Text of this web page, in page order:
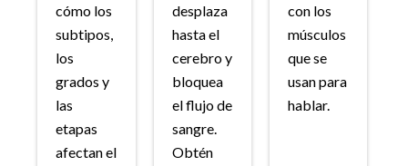
cómo los
subtipos,
los
grados y
las
etapas
afectan el
desplaza
hasta el
cerebro y
bloquea
el flujo de
sangre.
Obtén
con los
músculos
que se
usan para
hablar.